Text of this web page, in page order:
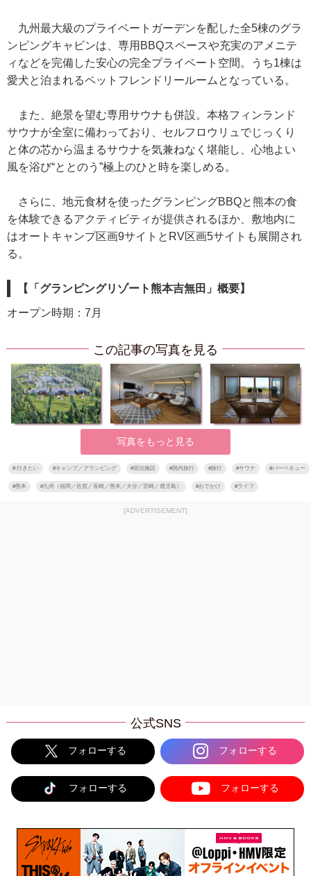
九州最大級のプライベートガーデンを配した全5棟のグラ
ンピングキャビンは、専用BBQスペースや充実のアメニテ
ィなどを完備した安心の完全プライベート空間。うち1棟は
愛犬と泊まれるペットフレンドリールームとなっている。
また、絶景を望む専用サウナも併設。本格フィンランド
サウナが全室に備わっており、セルフロウリュでじっくり
と体の芯から温まるサウナを気兼ねなく堪能し、心地よい
風を浴び“ととのう”極上のひと時を楽しめる。
さらに、地元食材を使ったグランピングBBQと熊本の食
を体験できるアクティビティが提供されるほか、敷地内に
はオートキャンプ区画9サイトとRV区画5サイトも展開され
る。
【「グランピングリゾート熊本吉無田」概要】
オープン時期：7月
この記事の写真を見る
写真をもっと見る
#行きたい #キャンプ／グランピング #宿泊施設 #国内旅行 #旅行 #サウナ #バーベキュー
#熊本 #九州（福岡／佐賀／長崎／熊本／大分／宮崎／鹿児島） #おでかけ #ライフ
[ADVERTISEMENT]
公式SNS
フォローする フォローする
フォローする フォローする